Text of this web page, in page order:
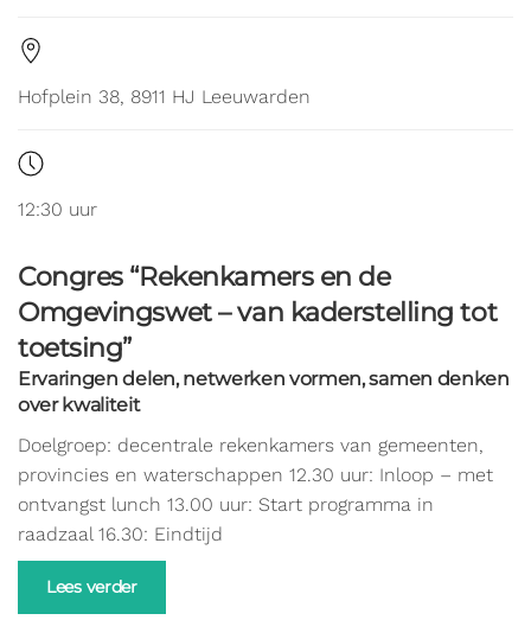
Hofplein 38, 8911 HJ Leeuwarden
12:30 uur
Congres “Rekenkamers en de
Omgevingswet – van kaderstelling tot
toetsing”
Ervaringen delen, netwerken vormen, samen denken
over kwaliteit
Doelgroep: decentrale rekenkamers van gemeenten,
provincies en waterschappen 12.30 uur: Inloop – met
ontvangst lunch 13.00 uur: Start programma in
raadzaal 16.30: Eindtijd
Lees verder